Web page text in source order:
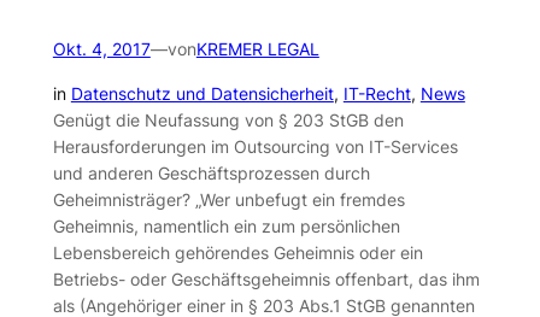
Okt. 4, 2017—vonKREMER LEGAL
in Datenschutz und Datensicherheit, IT-Recht, News
Genügt die Neufassung von § 203 StGB den
Herausforderungen im Outsourcing von IT-Services
und anderen Geschäftsprozessen durch
Geheimnisträger? „Wer unbefugt ein fremdes
Geheimnis, namentlich ein zum persönlichen
Lebensbereich gehörendes Geheimnis oder ein
Betriebs- oder Geschäftsgeheimnis offenbart, das ihm
als (Angehöriger einer in § 203 Abs.1 StGB genannten